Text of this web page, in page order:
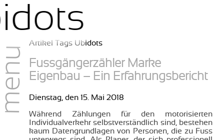
Artikel Tags Ubidots
Fussgängerzähler Marke
Eigenbau – Ein Erfahrungsbericht
Dienstag, den 15. Mai 2018
Während Zählungen für den motorisierten
Individualverkehr selbstverständlich sind, bestehen
kaum Datengrundlagen von Personen, die zu Fuss